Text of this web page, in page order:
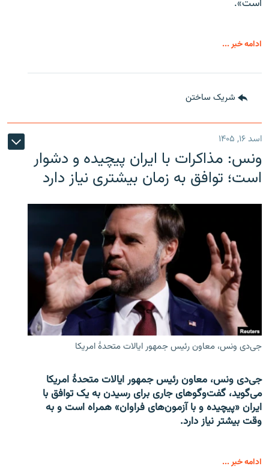
است».
ادامه خبر ...
شریک ساختن
اسد ۱۶, ۱۴۰۵
ونس: مذاکرات با ایران پیچیده و دشوار
است؛ توافق به زمان بیشتری نیاز دارد
جی‌دی ونس، معاون رئیس جمهور ایالات متحدۀ امریکا
جی‌دی ونس، معاون رئیس جمهور ایالات متحدۀ امریکا
می‌گوید، گفت‌وگوهای جاری برای رسیدن به یک توافق با
ایران «پیچیده و با آزمون‌های فراوان» همراه است و به
وقت بیشتر نیاز دارد.
ادامه خبر ...